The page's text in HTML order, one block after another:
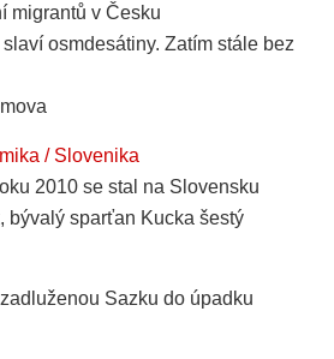
migrantů v Česku
osmdesátiny. Zatím stále bez
/ Slovenika
2010 se stal na Slovensku
bývalý sparťan Kucka šestý
Sazku do úpadku